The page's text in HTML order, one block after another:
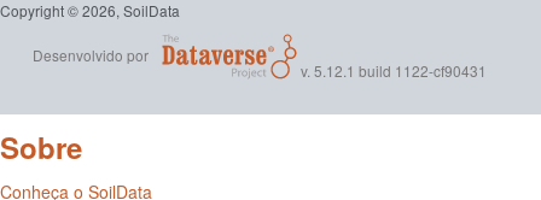
Copyright © 2026, SoilData
Desenvolvido por
v. 5.12.1 build 1122-cf90431
Sobre
Conheça o SoilData